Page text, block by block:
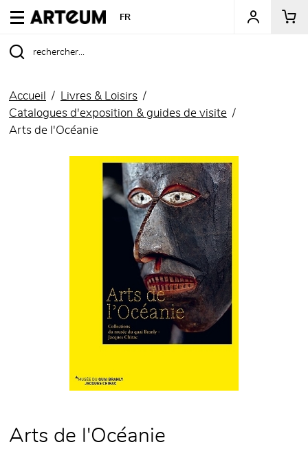
ARTEUM, la référence des boutiques de musées
FR
Accueil
Livres & Loisirs
Catalogues d'exposition & guides de visite
Arts de l'Océanie
Arts de l'Océanie